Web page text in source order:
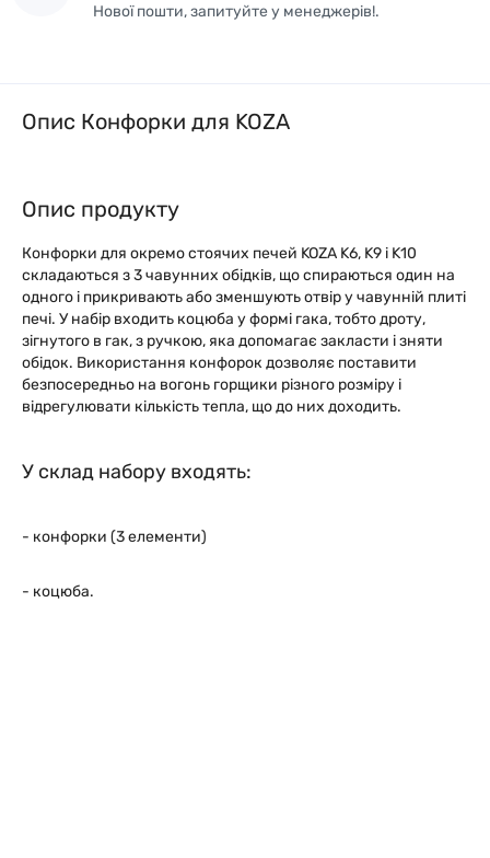
Нової пошти, запитуйте у менеджерів!.
Опис Конфорки для KOZA
Опис продукту
Конфорки для окремо стоячих печей KOZA K6, K9 і K10
складаються з 3 чавунних обідків, що спираються один на
одного і прикривають або зменшують отвір у чавунній плиті
печі. У набір входить коцюба у формі гака, тобто дроту,
зігнутого в гак, з ручкою, яка допомагає закласти і зняти
обідок. Використання конфорок дозволяє поставити
безпосередньо на вогонь горщики різного розміру і
відрегулювати кількість тепла, що до них доходить.
У склад набору входять:
- конфорки (3 елементи)
- коцюба.